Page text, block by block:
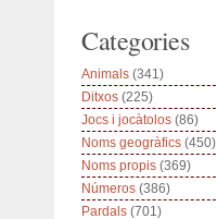
Categories
Animals (341)
Ditxos (225)
Jocs i jocàtolos (86)
Noms geogràfics (450)
Noms propis (369)
Números (386)
Pardals (701)